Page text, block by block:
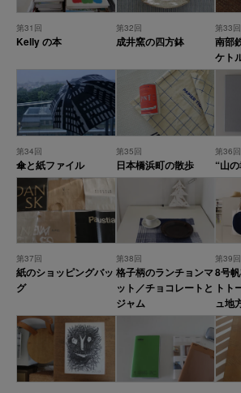
第31回
Kelly の本
第32回
成井窯の四方鉢
第33回
南部
ケト
第34回
傘と紙ファイル
第35回
日本橋浜町の散歩
第36回
“山
第37回
紙のショッピングバッ
グ
第38回
格子柄のランチョンマ
ット／チョコレートと
ジャム
第39回
8号
トト
ュ地